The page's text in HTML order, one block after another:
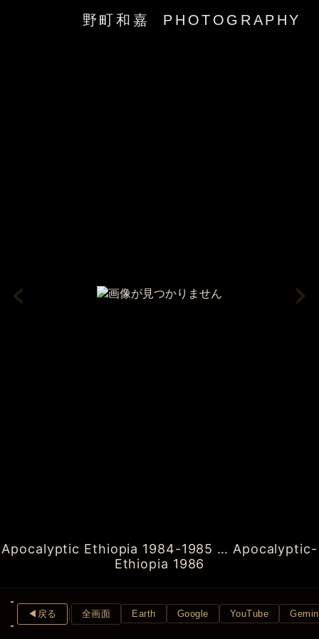
野町和嘉 PHOTOGRAPHY
‹
Apocalyptic Ethiopia 1984-1985 … Apocalyptic-
Ethiopia 1986
›
◀︎戻る 全画面 Earth Google YouTube